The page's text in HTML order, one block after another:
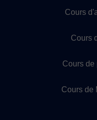
Cours
Cours
Cours de
Cours de